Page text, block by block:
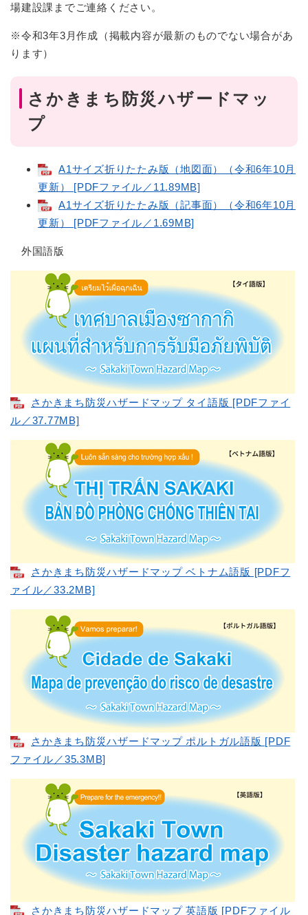
場建設課までご連絡ください。
※令和3年3月作成（掲載内容が最新のものでない場合があ
ります）
さかきまち防災ハザードマッ
プ
A1サイズ折りたたみ版（地図面）（令和6年10月
更新） [PDFファイル／11.89MB]
A1サイズ折りたたみ版（記事面）（令和6年10月
更新） [PDFファイル／1.69MB]
外国語版
さかきまち防災ハザードマップ タイ語版 [PDFファイ
ル／37.77MB]
​さかきまち防災ハザードマップ ベトナム語版 [PDFフ
ァイル／33.2MB]
さかきまち防災ハザードマップ ポルトガル語版 [PDF
ファイル／35.3MB]
さかきまち防災ハザードマップ 英語版 [PDFファイル